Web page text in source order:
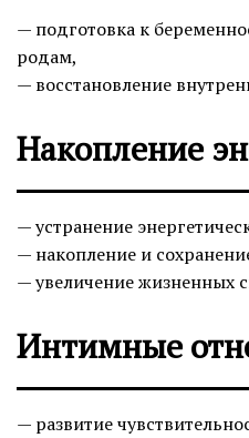
— подготовка к
родам,
— восстановление
Накопление
— устранение
— накопление и
— увеличение жизненных
Интимные
— развитие